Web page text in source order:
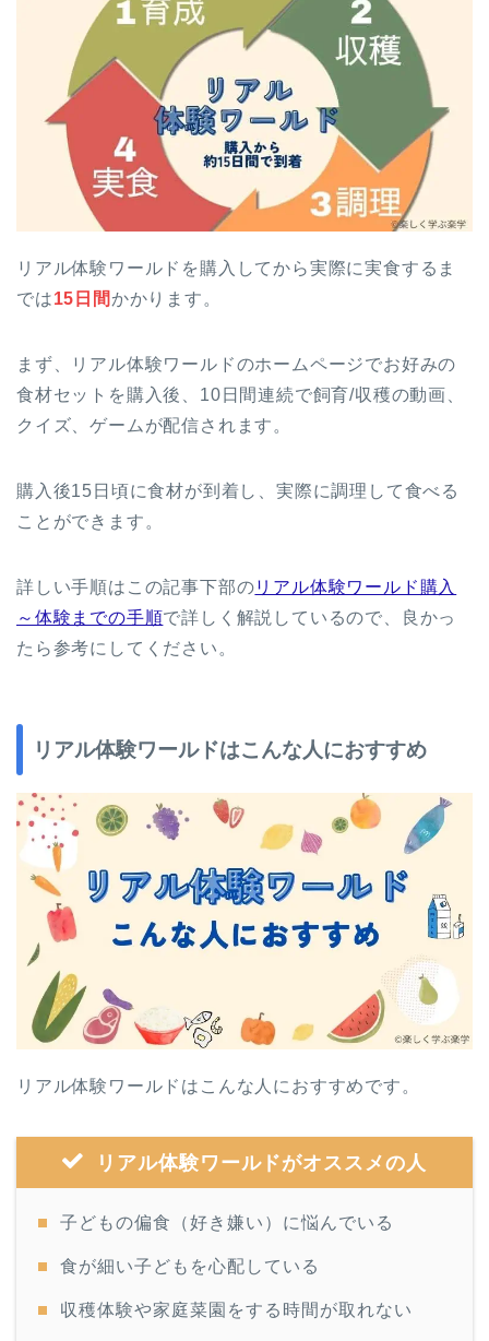
リアル体験ワールドを購入してから実際に実食するま
では15日間かかります。
まず、リアル体験ワールドのホームページでお好みの
食材セットを購入後、10日間連続で飼育/収穫の動画、
クイズ、ゲームが配信されます。
購入後15日頃に食材が到着し、実際に調理して食べる
ことができます。
詳しい手順はこの記事下部のリアル体験ワールド購入
～体験までの手順で詳しく解説しているので、良かっ
たら参考にしてください。
リアル体験ワールドはこんな人におすすめ
リアル体験ワールドはこんな人におすすめです。
リアル体験ワールドがオススメの人
子どもの偏食（好き嫌い）に悩んでいる
食が細い子どもを心配している
収穫体験や家庭菜園をする時間が取れない